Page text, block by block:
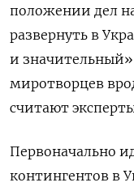
положении дел
развернуть в
и значительный»
миротворцев
считают
Первоначально
контингентов в